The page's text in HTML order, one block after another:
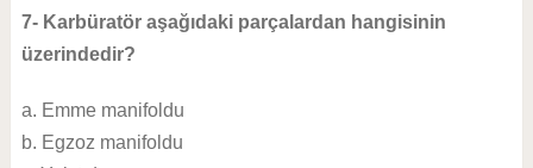
7- Karbüratör aşağıdaki parçalardan hangisinin
üzerindedir?
a. Emme manifoldu
b. Egzoz manifoldu